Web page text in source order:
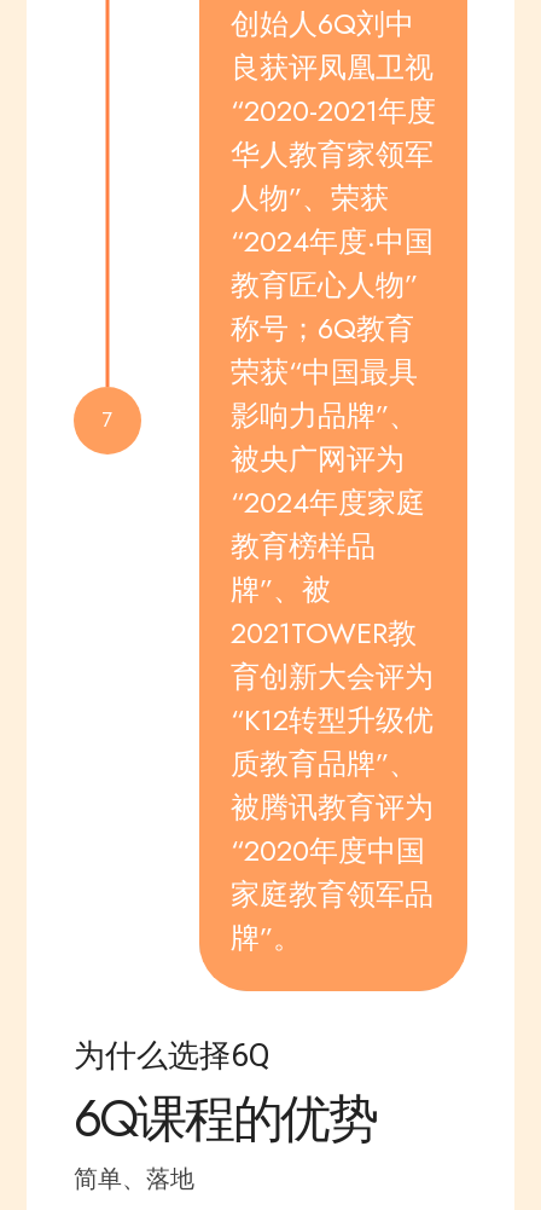
为什么选择6Q
6Q课程的优势
简单、落地
创始人6Q刘中
良获评凤凰卫视
“2020-2021年度
华人教育家领军
人物”、荣获
“2024年度·中国
教育匠心人物”
称号；6Q教育
荣获“中国最具
影响力品牌”、
被央广网评为
“2024年度家庭
教育榜样品
牌”、被
2021TOWER教
育创新大会评为
“K12转型升级优
质教育品牌”、
被腾讯教育评为
“2020年度中国
家庭教育领军品
牌”。
7